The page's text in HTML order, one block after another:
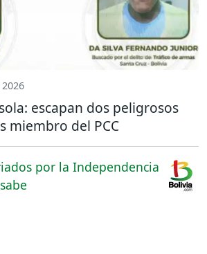
escapan dos peligrosos
miembro del PCC